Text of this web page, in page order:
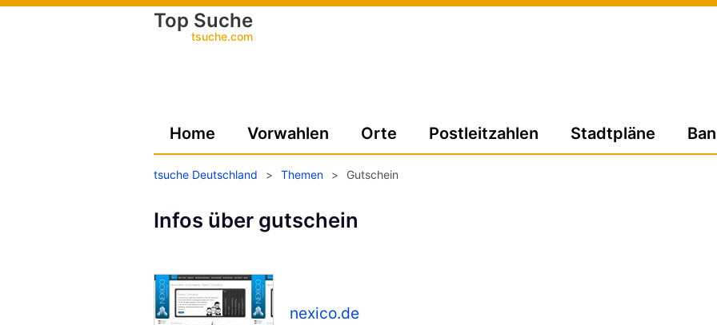
Top Suche
tsuche.com
Home Vorwahlen Orte Postleitzahlen Stadtpläne
tsuche Deutschland > Themen > Gutschein
Infos über gutschein
nexico.de